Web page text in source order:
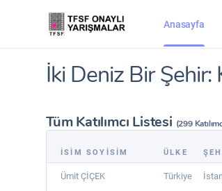
Anasayfa
İki Deniz Bir Şehir:
Tüm Katılımcı Listesi (299
İSIM SOYISIM ÜLKE
Ümit ÇİÇEK Türkiye